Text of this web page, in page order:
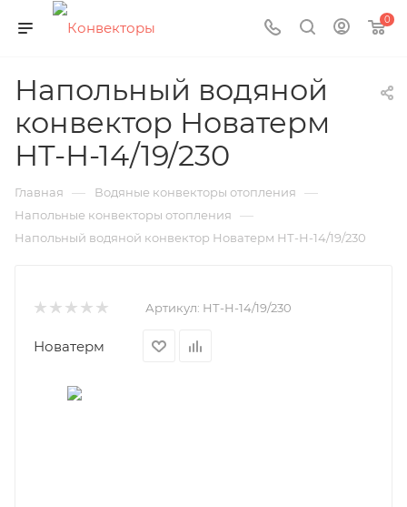
0
Напольный водяной
конвектор Новатерм
НТ-Н-14/19/230
Главная — Водяные конвекторы отопления —
Напольные конвекторы отопления —
Напольный водяной конвектор Новатерм НТ-Н-14/19/230
Артикул: НТ-Н-14/19/230
Новатерм